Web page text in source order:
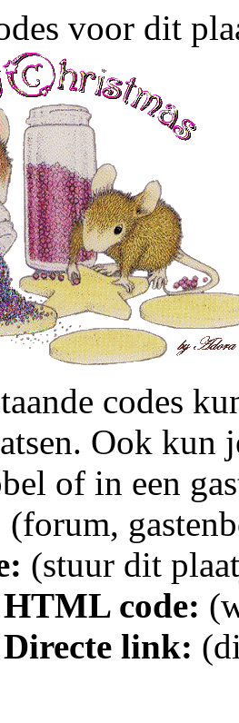
voor dit
codes
Ook kun
of in een
(forum,
(stuur dit
HTML code:
Directe link: